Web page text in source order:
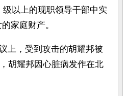
以上的现职领导干部中实
家庭财产。
上，受到攻击的胡耀邦被
胡耀邦因心脏病发作在北